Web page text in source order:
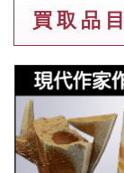
買 取 品 目